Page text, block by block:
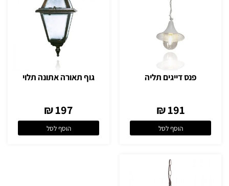
פנס דייגים תליה
191 ₪
הוסף לסל
גוף תאורה אתונה תלוי
197 ₪
הוסף לסל